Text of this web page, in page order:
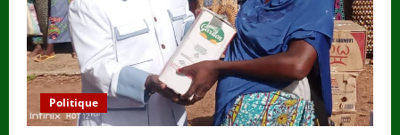
Politique